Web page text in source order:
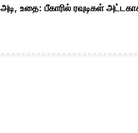
அடி, உதை: பீகாரில் ரவுடிகள்